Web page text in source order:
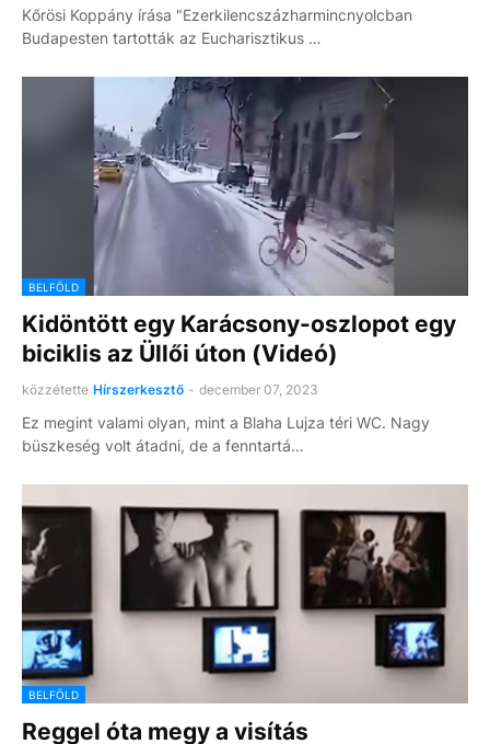
Kőrösi Koppány írása "Ezerkilencszázharmincnyolcban
Budapesten tartották az Eucharisztikus …
BELFÖLD
Kidöntött egy Karácsony-oszlopot egy
biciklis az Üllői úton (Videó)
közzétette Hírszerkesztő - december 07, 2023
Ez megint valami olyan, mint a Blaha Lujza téri WC. Nagy
büszkeség volt átadni, de a fenntartá…
BELFÖLD
Reggel óta megy a visítás